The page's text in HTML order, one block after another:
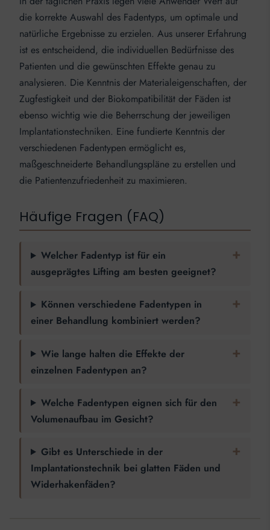
die korrekte Auswahl des Fadentyps, um optimale und
natürliche Ergebnisse zu erzielen. Aus unserer Erfahrung
ist es entscheidend, die individuellen Bedürfnisse des
Patienten und die gewünschten Effekte genau zu
analysieren. Die Kenntnis der Materialeigenschaften, der
Zugfestigkeit und der Biokompatibilität der Fäden ist
ebenso wichtig wie die Beherrschung der jeweiligen
Implantationstechniken. Eine fundierte Kenntnis der
verschiedenen Fadentypen ermöglicht es,
maßgeschneiderte Behandlungspläne zu erstellen und
die Patientenzufriedenheit zu maximieren.
Häufige Fragen (FAQ)
Welcher Fadentyp ist für ein
ausgeprägtes Lifting am besten geeignet?
Können verschiedene Fadentypen in
einer Behandlung kombiniert werden?
Wie lange halten die Effekte der
einzelnen Fadentypen an?
Welche Fadentypen eignen sich für den
Volumenaufbau im Gesicht?
Gibt es Unterschiede in der
Implantationstechnik bei glatten Fäden und
Widerhakenfäden?